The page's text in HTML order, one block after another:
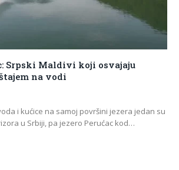
Srpski Maldivi koji osvajaju
na vodi
i kućice na samoj površini jezera jedan su
u Srbiji, pa jezero Perućac kod…